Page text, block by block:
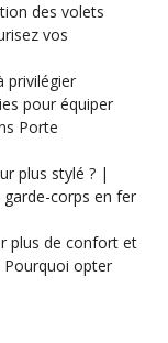
des volets
vos
privilégier
pour équiper
Porte
plus stylé ? |
corps en fer
plus de confort et
Pourquoi opter